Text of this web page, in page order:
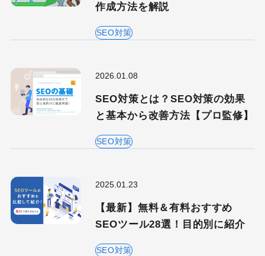
作成方法を解説
SEO対策
2026.01.08
SEO対策とは？SEO対策の効果
と基本から改善方法【プロ監修】
SEO対策
2025.01.23
【最新】無料＆有料おすすめ
SEOツール28選！目的別に紹介
SEO対策